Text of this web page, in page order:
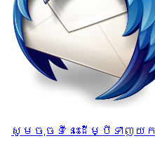
សូមចុចទីនេះដើម្បីទាញយក